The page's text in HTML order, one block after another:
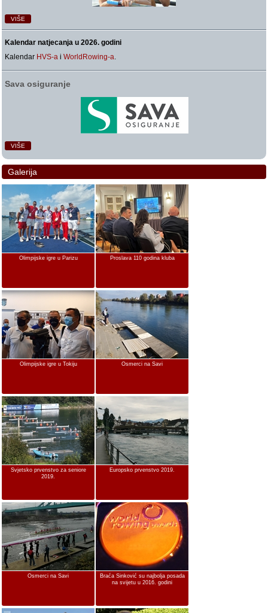
VIŠE
Kalendar natjecanja u 2026. godini
Kalendar HVS-a iWorldRowing-a.
Sava osiguranje
VIŠE
Galerija
Olimpijske igre u Parizu Proslava 110 godina kluba
Olimpijske igre u Tokiju Osmerci na Savi
Svjetsko prvenstvo za seniore
2019.
Europsko prvenstvo 2019.
Osmerci na Savi
Braća Sinković su najbolja posada
na svijetu u 2016. godini